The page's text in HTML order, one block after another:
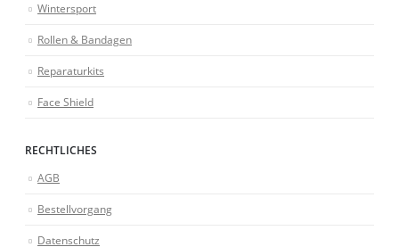
Wintersport
Rollen & Bandagen
Reparaturkits
Face Shield
RECHTLICHES
AGB
Bestellvorgang
Datenschutz